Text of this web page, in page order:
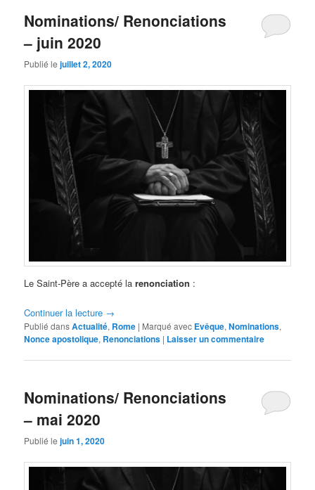
Nominations/ Renonciations
– juin 2020
Publié lejuillet 2, 2020
Le Saint-Père a accepté larenonciation :
Continuer la lecture →
Publié dansActualité, Rome | Marqué avec Evêque,Nominations,
Nonce apostolique, Renonciations | Laisser un commentaire
Nominations/ Renonciations
– mai 2020
Publié lejuin 1, 2020